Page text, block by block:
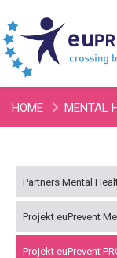
HOME MENTAL
Partners Mental
Projekt euPrevent
Projekt euPrevent